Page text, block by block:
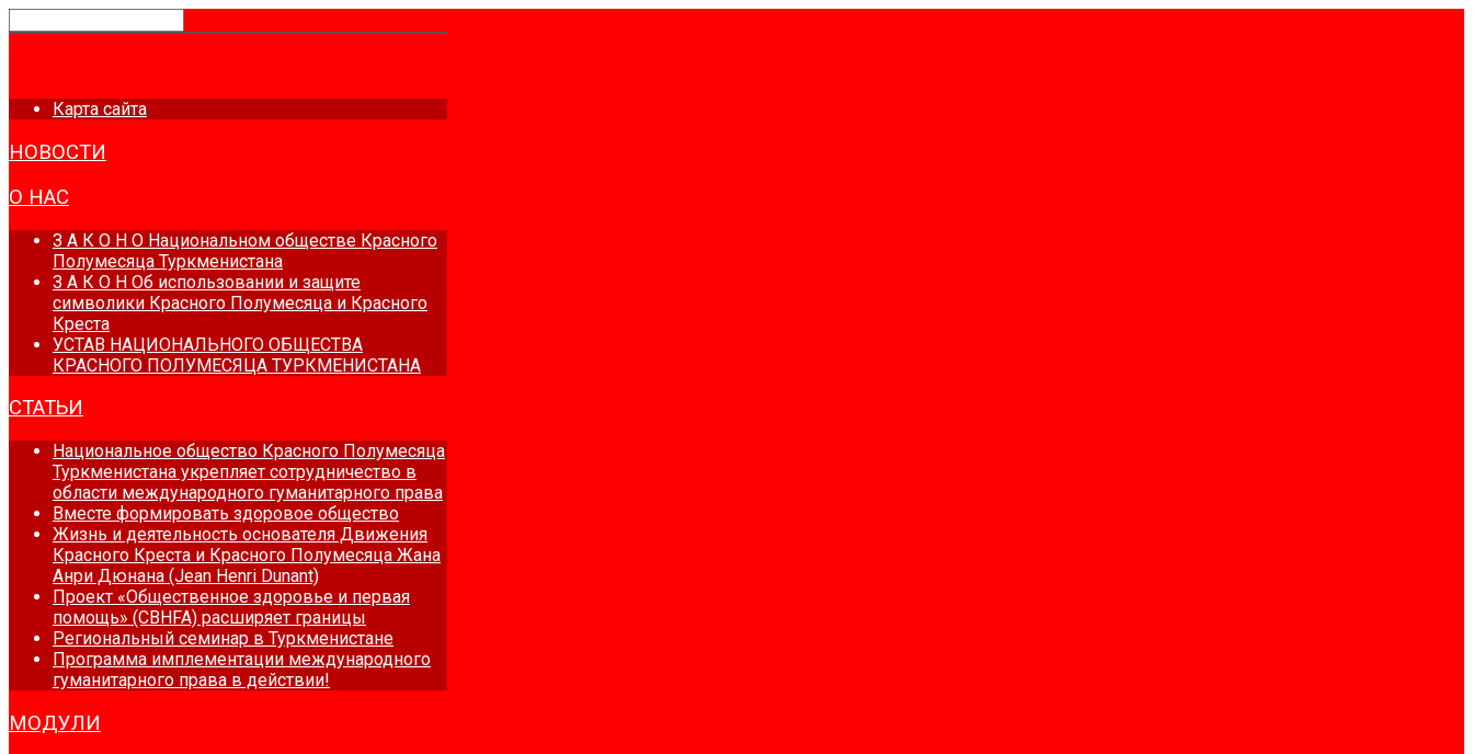
Карта сайта
НОВОСТИ
О НАС
З А К О Н О Национальном обществе Красного
Полумесяца Туркменистана
З А К О Н Об использовании и защите
символики Красного Полумесяца и Красного
Креста
УСТАВ НАЦИОНАЛЬНОГО ОБЩЕСТВА
КРАСНОГО ПОЛУМЕСЯЦА ТУРКМЕНИСТАНА
СТАТЬИ
Национальное общество Красного Полумесяца
Туркменистана укрепляет сотрудничество в
области международного гуманитарного права
Вместе формировать здоровое общество
Жизнь и деятельность основателя Движения
Красного Креста и Красного Полумесяца Жана
Анри Дюнана (Jean Henri Dunant)
Проект «Общественное здоровье и первая
помощь» (CBHFA) расширяет границы
Региональный семинар в Туркменистане
Программа имплементации международного
гуманитарного права в действии!
МОДУЛИ